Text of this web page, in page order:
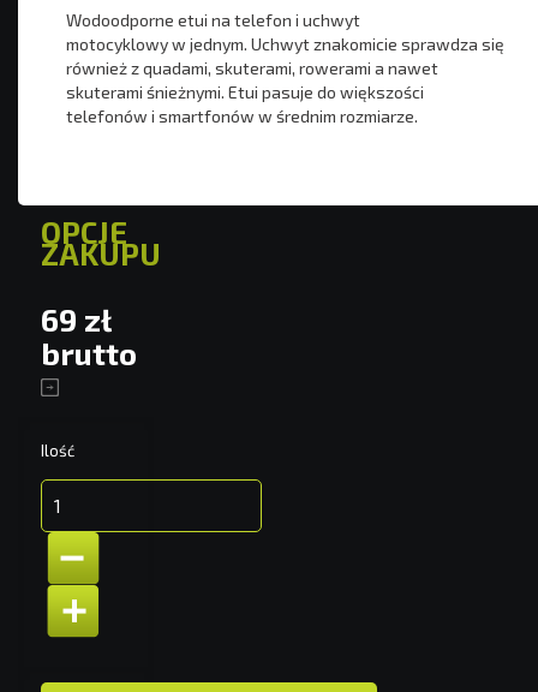
Wodoodporne etui na telefon i uchwyt
motocyklowy w jednym. Uchwyt znakomicie sprawdza się
również z quadami, skuterami, rowerami a nawet
skuterami śnieżnymi. Etui pasuje do większości
telefonów i smartfonów w średnim rozmiarze.
OPCJE
ZAKUPU
69 zł
brutto
Ilość